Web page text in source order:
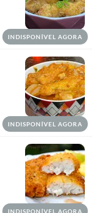
INDISPONÍVEL AGORA
INDISPONÍVEL AGORA
INDISPONÍVEL AGORA